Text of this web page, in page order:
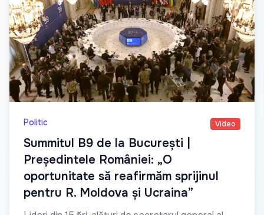
Politic Video
Summitul B9 de la București |
Președintele României: „O
oportunitate să reafirmăm sprijinul
pentru R. Moldova și Ucraina”